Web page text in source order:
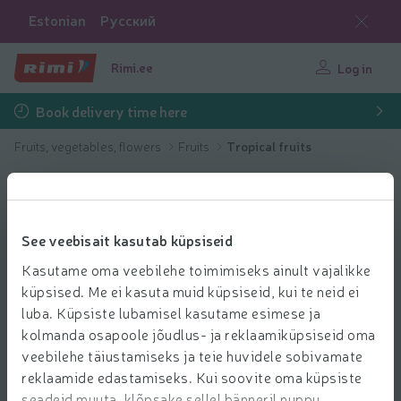
See veebisait kasutab küpsiseid
Kasutame oma veebilehe toimimiseks ainult vajalikke
küpsised. Me ei kasuta muid küpsiseid, kui te neid ei
luba. Küpsiste lubamisel kasutame esimese ja
kolmanda osapoole jõudlus- ja reklaamiküpsiseid oma
veebilehe täiustamiseks ja teie huvidele sobivamate
reklaamide edastamiseks. Kui soovite oma küpsiste
Estonian Русский
Rimi.ee Log in
Book delivery time here
Fruits, vegetables, flowers Fruits Tropical fruits